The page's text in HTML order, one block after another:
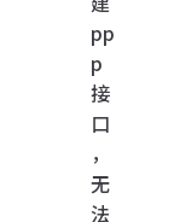
pp
p
接
口
，
无
法